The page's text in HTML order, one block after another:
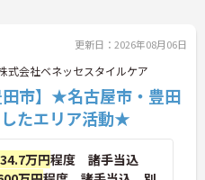
るフレックスタイ
す
的な働き方も実践
しながらメリハリ
福利厚生が整って
更新日：2026年08月06日
式会社ベネッセスタイルケア
田市】★名古屋市・豊田
たエリア活動★
万円程度 諸手当込